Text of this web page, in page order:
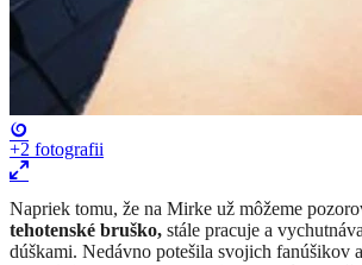
+2 fotografii
Napriek tomu, že na Mirke už môžeme
tehotenské bruško, stále pracuje a
dúškami. Nedávno potešila svojich fanúšikov